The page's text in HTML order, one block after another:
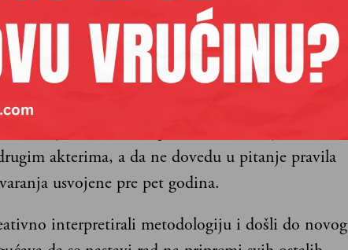
i među državama članicama: gurati zemlje koje
ne gubiti snagu i vreme sa onima koji ne žele da
kako da izbegnu da Mađarska blokira
akterima, a da ne dovedu u pitanje pravila
usvojene pre pet godina.
interpretirali metodologiju i došli do novog